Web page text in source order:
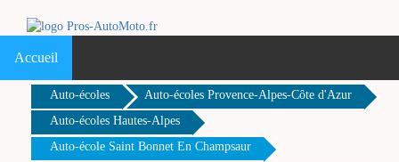
Accueil
Auto-écoles
Auto-écoles Provence-Alpes-Côte d'Azur
Auto-écoles Hautes-Alpes